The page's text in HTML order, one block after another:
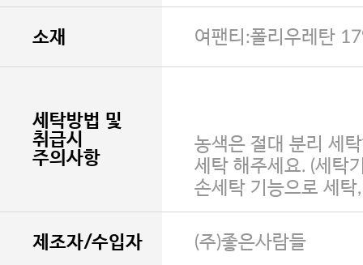
소재 여팬티:폴리우레탄
세탁방법 및
취급시
주의사항
농색은 절대 분리 세
세탁 해주세요. (세탁
손세탁 기능으로 세탁
제조자/수입자 (주)좋은사람들